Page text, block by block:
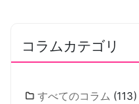
コラムカテゴリ
すべてのコラム (113)